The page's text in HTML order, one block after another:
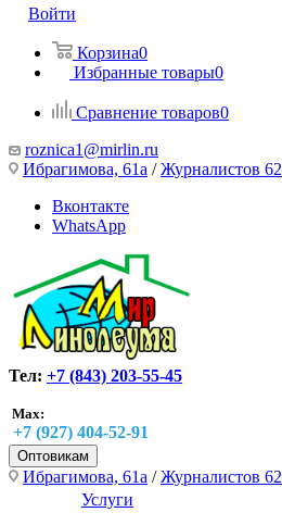
Войти
Корзина0
Избранные товары0
Сравнение товаров0
roznica1@mirlin.ru
Ибрагимова, 61а /Журналистов 62
Вконтакте
WhatsApp
Тел: +7 (843) 203-55-45
Max:
+7 (927) 404-52-91
Оптовикам
Ибрагимова, 61а /Журналистов 62
Услуги